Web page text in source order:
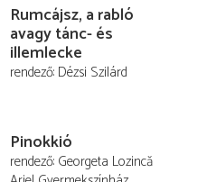
Rumcájsz, a rabló
avagy tánc- és
illemlecke
rendező Dézsi Szilárd
Pinokkió
rendező Georgeta Lozincă